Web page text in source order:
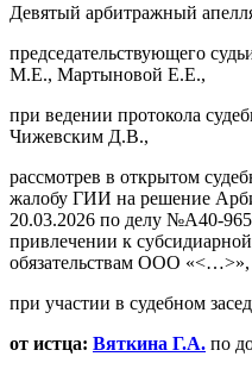
Девятый арбитражный
председательствующего
М.Е., Мартыновой Е.Е.,
при ведении протокола
Чижевским Д.В.,
рассмотрев в открытом
жалобу ГИИ на решение
20.03.2026 по делу №А40-
привлечении к
обязательствам ООО «<…>»,
при участии в судебном
от истца: Вяткина Г.А. по